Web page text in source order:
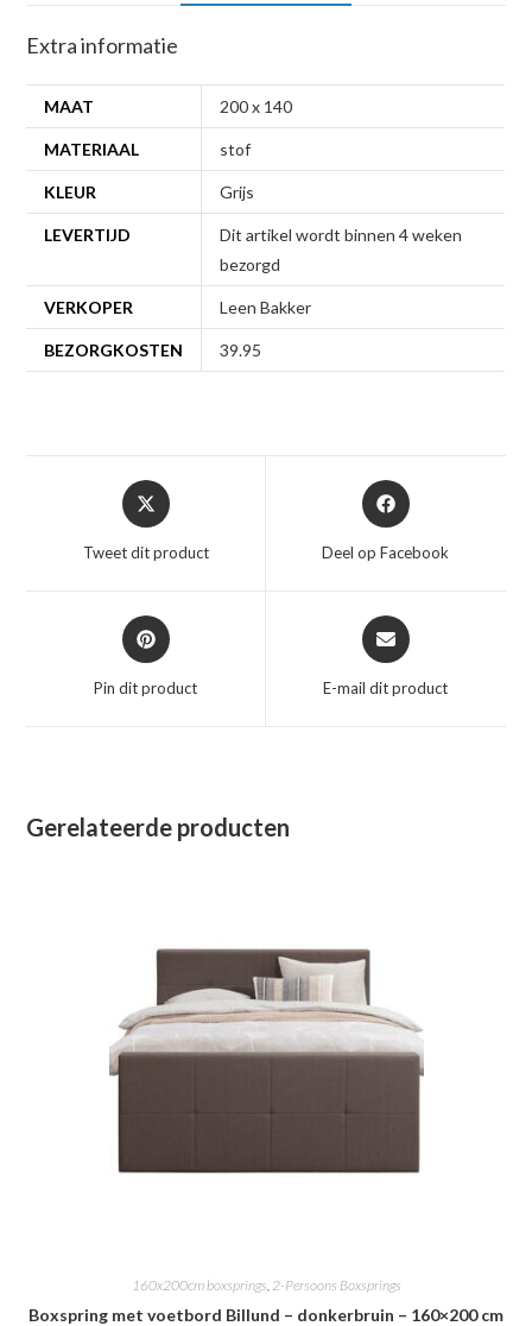
Extra informatie
MAAT 200 x 140
MATERIAAL stof
KLEUR Grijs
LEVERTIJD
Dit artikel wordt binnen 4 weken
bezorgd
VERKOPER Leen Bakker
BEZORGKOSTEN 39.95
Opent
in
nieuw
Tweet dit product
Opent
in
nieuw
Deel op Facebook
Opent
in
nieuw
Pin dit product
Opent
in
nieuw
E-mail dit product
Gerelateerde producten
160x200cm boxsprings,2-Persoons Boxsprings
Boxspring met voetbord Billund – donkerbruin – 160×200 cm